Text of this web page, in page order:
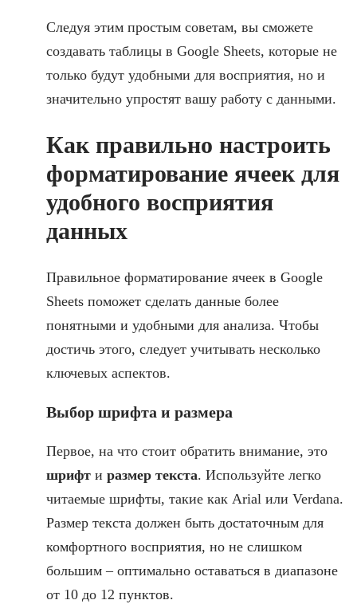
Следуя этим простым советам, вы сможете
создавать таблицы в Google Sheets, которые не
только будут удобными для восприятия, но и
значительно упростят вашу работу с данными.
Как правильно настроить
форматирование ячеек для
удобного восприятия
данных
Правильное форматирование ячеек в Google
Sheets поможет сделать данные более
понятными и удобными для анализа. Чтобы
достичь этого, следует учитывать несколько
ключевых аспектов.
Выбор шрифта и размера
Первое, на что стоит обратить внимание, это
шрифт и размер текста. Используйте легко
читаемые шрифты, такие как Arial или Verdana.
Размер текста должен быть достаточным для
комфортного восприятия, но не слишком
большим – оптимально оставаться в диапазоне
от 10 до 12 пунктов.